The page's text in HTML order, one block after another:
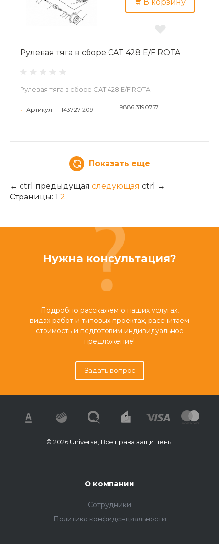
В корзину
Рулевая тяга в сборе CAT 428 E/F ROTA
Рулевая тяга в сборе CAT 428 E/F ROTA
• Артикул — 143727 209- 9886 3190757
Показать еще
← ctrl предыдущая следующая ctrl
→
Страницы: 1 2
Нужна консультация?
Подробно расскажем о наших услугах,
видах работ и типовых проектах, рассчитаем
стоимость и подготовим индивидуальное
предложение!
Задать вопрос
© 2026 Universe, Все права защищены
О компании
Сотрудники
Политика конфиденциальности